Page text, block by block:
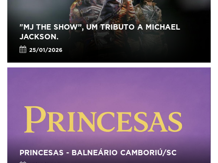
"MJ THE SHOW”, UM TRIBUTO A MICHAEL
JACKSON.
25/01/2026
PRINCESAS - BALNEÁRIO CAMBORIÚ/SC